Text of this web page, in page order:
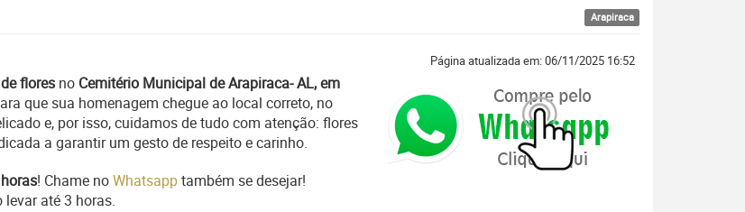
Arapiraca
Página atualizada em: 06/11/2025 16:52
flores no Cemitério Municipal de Arapiraca- AL, em
que sua homenagem chegue ao local correto, no
e, por isso, cuidamos de tudo com atenção: flores
a garantir um gesto de respeito e carinho.
! Chame noWhatsapptambém se desejar!
levar até 3 horas.